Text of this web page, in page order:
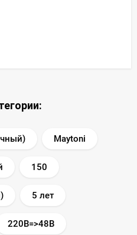
Maytoni
150
5 лет
220В=>48В